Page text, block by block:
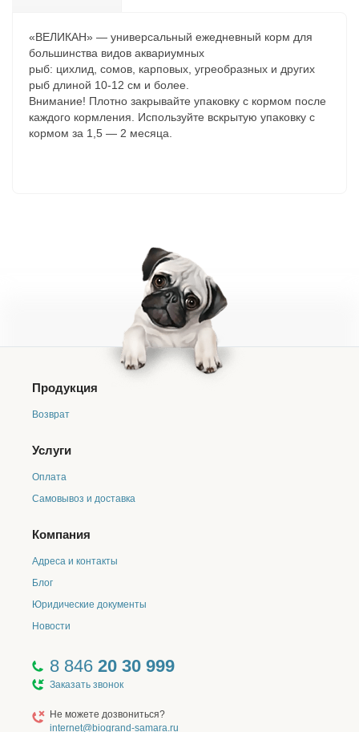
«ВЕЛИКАН» — универсальный ежедневный корм для
большинства видов аквариумных
рыб: цихлид, сомов, карповых, угреобразных и других
рыб длиной 10-12 см и более.
Внимание! Плотно закрывайте упаковку с кормом после
каждого кормления. Используйте вскрытую упаковку с
кормом за 1,5 — 2 месяца.
Продукция
Возврат
Услуги
Оплата
Самовывоз и доставка
Компания
Адреса и контакты
Блог
Юридические документы
Новости
8 846 20 30 999
Заказать звонок
Не можете дозвониться?
internet@biogrand-samara.ru